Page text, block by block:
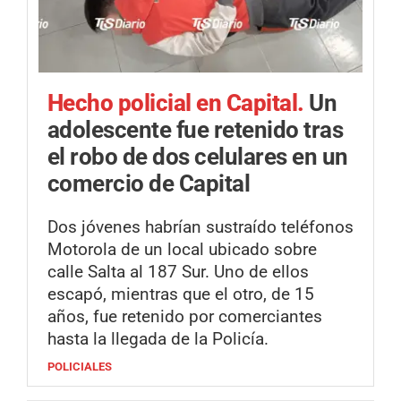
Hecho policial en Capital. Un
adolescente fue retenido tras
el robo de dos celulares en un
comercio de Capital
Dos jóvenes habrían sustraído teléfonos
Motorola de un local ubicado sobre
calle Salta al 187 Sur. Uno de ellos
escapó, mientras que el otro, de 15
años, fue retenido por comerciantes
hasta la llegada de la Policía.
POLICIALES